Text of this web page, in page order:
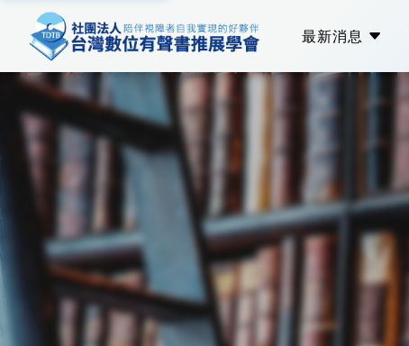
最新消息
學會公告
專題報導
媒體報導